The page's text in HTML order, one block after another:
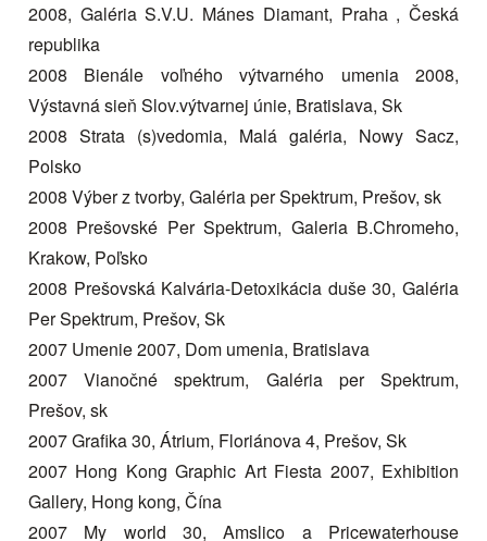
2008, Galéria S.V.U. Mánes Diamant, Praha , Česká
republika
2008 Bienále voľného výtvarného umenia 2008,
Výstavná sieň Slov.výtvarnej únie, Bratislava, Sk
2008 Strata (s)vedomia, Malá galéria, Nowy Sacz,
Polsko
2008 Výber z tvorby, Galéria per Spektrum, Prešov, sk
2008 Prešovské Per Spektrum, Galeria B.Chromeho,
Krakow, Poľsko
2008 Prešovská Kalvária-Detoxikácia duše 30, Galéria
Per Spektrum, Prešov, Sk
2007 Umenie 2007, Dom umenia, Bratislava
2007 Vianočné spektrum, Galéria per Spektrum,
Prešov, sk
2007 Grafika 30, Átrium, Floriánova 4, Prešov, Sk
2007 Hong Kong Graphic Art Fiesta 2007, Exhibition
Gallery, Hong kong, Čína
2007 My world 30, Amslico a Pricewaterhouse